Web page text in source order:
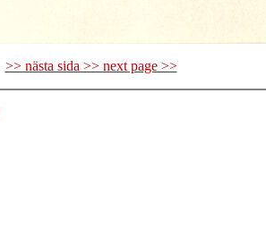
>> nästa sida >> next page >>